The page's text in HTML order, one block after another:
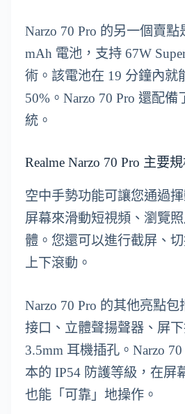
Narzo 70 Pro 的另一個賣點
mAh 電池，支持 67W
術。該電池在 19 分鐘內就
50%。Narzo 70 Pro 還配
統。
Realme Narzo 70 Pro 主要
空中手勢功能可讓您通過
屏幕來滑動短視頻、瀏覽
體。您還可以進行截屏、
上下滾動。
Narzo 70 Pro 的其他亮點包
接口、立體聲揚聲器、屏
3.5mm 耳機插孔。Narzo
本的 IP54 防護等級，在屏
也能「可靠」地操作。